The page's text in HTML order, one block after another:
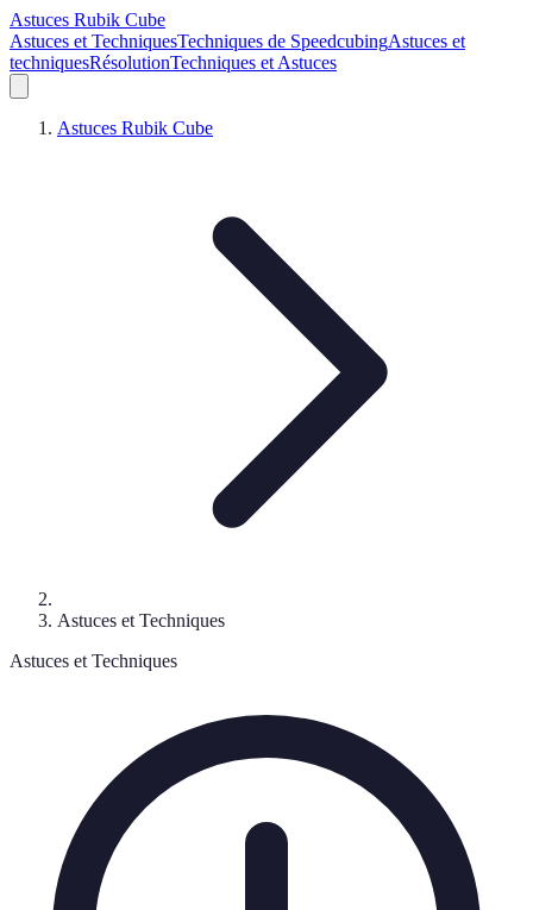
Astuces Rubik Cube
Astuces et TechniquesTechniques de SpeedcubingAstuces et
techniquesRésolutionTechniques et Astuces
Astuces Rubik Cube
Astuces et Techniques
Astuces et Techniques